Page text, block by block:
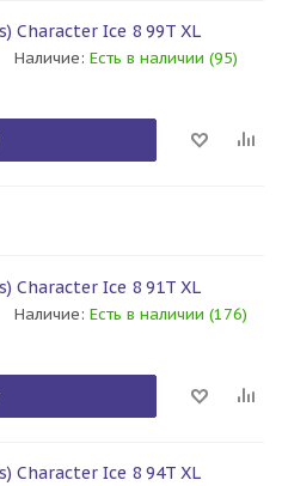
Character Ice 8 99T XL
Наличие: Есть в наличии (95)
Character Ice 8 91T XL
Наличие: Есть в наличии (176)
Character Ice 8 94T XL